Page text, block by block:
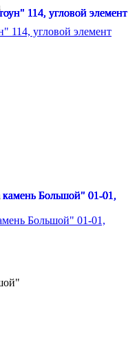
114, угловой элемент
Большой" 01-01,